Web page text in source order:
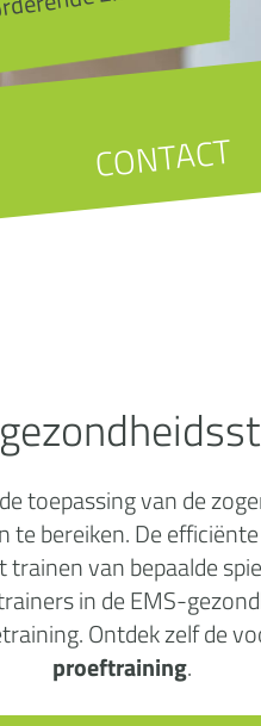
CONTACT
toepassing van de
bereiken. De
van bepaalde
in de EMS-
Ontdek zelf de
proeftraining.